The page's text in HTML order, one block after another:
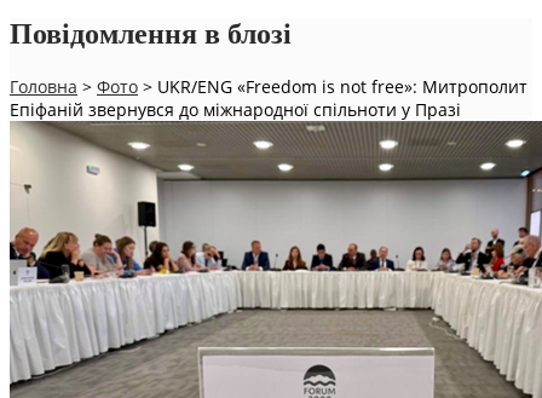
Повідомлення в блозі
Головна > Фото > UKR/ENG «Freedom is not free»: Митрополит
Епіфаній звернувся до міжнародної спільноти у Празі